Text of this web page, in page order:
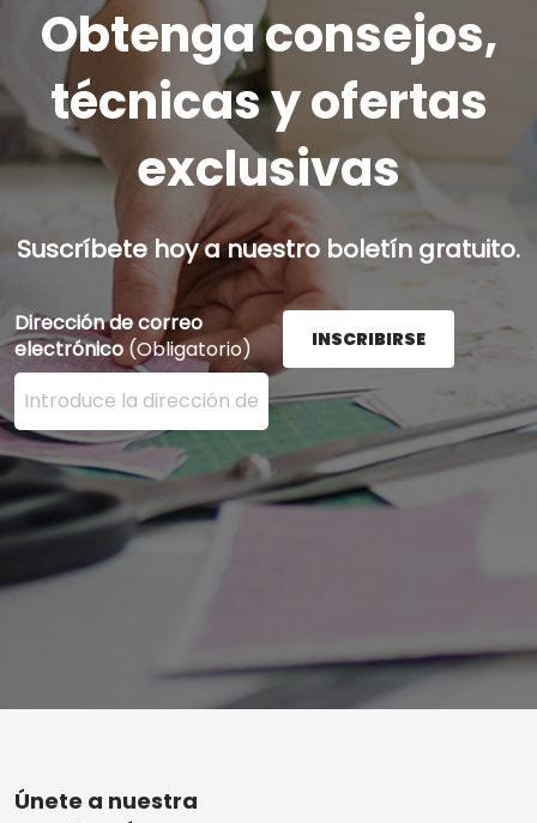
Obtenga consejos,
técnicas y ofertas
exclusivas
Suscríbete hoy a nuestro boletín gratuito.
Dirección de correo
electrónico (Obligatorio)
Ingrese su dirección de correo electrónico aquí y
INSCRIBIRSE
Footer
Únete a nuestra